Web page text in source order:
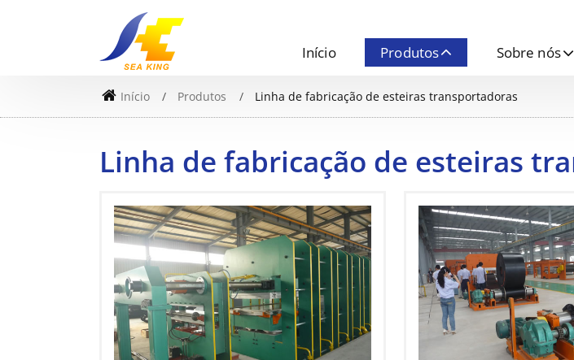
Início Produtos Sobre nós
Início Produtos Linha de fabricação de esteiras transportadoras
Linha de fabricação de esteiras